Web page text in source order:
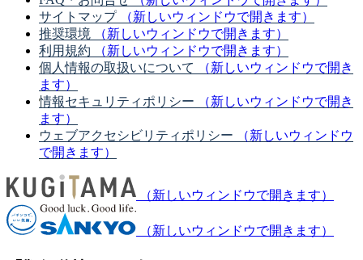
サイトマップ
（新しいウィンドウで開きます）
推奨環境
（新しいウィンドウで開きます）
利用規約
（新しいウィンドウで開きます）
個人情報の取扱いについて
（新しいウィンドウで開き
ます）
情報セキュリティポリシー
（新しいウィンドウで開き
ます）
ウェブアクセシビリティポリシー
（新しいウィンドウ
で開きます）
（新しいウィンドウで開きます）
（新しいウィンドウで開きます）